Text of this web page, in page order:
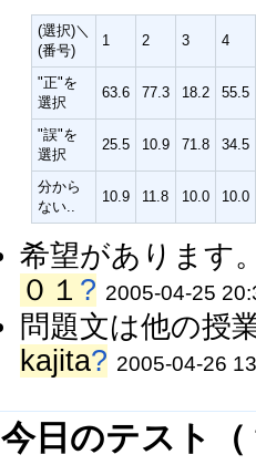
(選択)＼
(番号)
1 2 3 4
"正"を
選択
63.6 77.3 18.2 55.5
"誤"を
選択
25.5 10.9 71.8 34.5
分から
ない..
10.9 11.8 10.0 10.0
希望があります
０１ ? 2005-04-25
問題文は他の授
kajita? 2005-04-26
今日のテスト